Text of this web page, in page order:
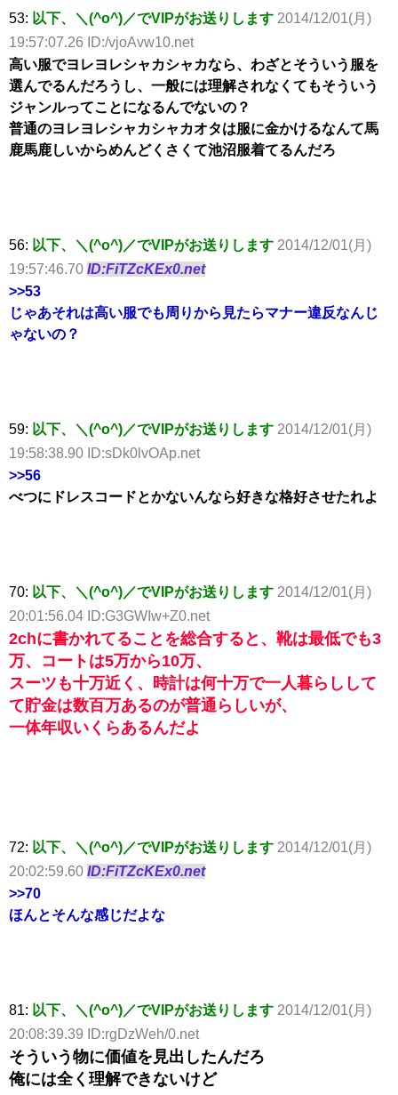
53: 以下、＼(^o^)／でVIPがお送りします 2014/12/01(月)
19:57:07.26 ID:/vjoAvw10.net
高い服でヨレヨレシャカシャカなら、わざとそういう服を
選んでるんだろうし、一般には理解されなくてもそういう
ジャンルってことになるんでないの？
普通のヨレヨレシャカシャカオタは服に金かけるなんて馬
鹿馬鹿しいからめんどくさくて池沼服着てるんだろ
56: 以下、＼(^o^)／でVIPがお送りします 2014/12/01(月)
19:57:46.70 ID:FiTZcKEx0.net
>>53
じゃあそれは高い服でも周りから見たらマナー違反なんじ
ゃないの？
59: 以下、＼(^o^)／でVIPがお送りします 2014/12/01(月)
19:58:38.90 ID:sDk0lvOAp.net
>>56
べつにドレスコードとかないんなら好きな格好させたれよ
70: 以下、＼(^o^)／でVIPがお送りします 2014/12/01(月)
20:01:56.04 ID:G3GWIw+Z0.net
2chに書かれてることを総合すると、靴は最低でも3
万、コートは5万から10万、
スーツも十万近く、時計は何十万で一人暮らしして
て貯金は数百万あるのが普通らしいが、
一体年収いくらあるんだよ
72: 以下、＼(^o^)／でVIPがお送りします 2014/12/01(月)
20:02:59.60 ID:FiTZcKEx0.net
>>70
ほんとそんな感じだよな
81: 以下、＼(^o^)／でVIPがお送りします 2014/12/01(月)
20:08:39.39 ID:rgDzWeh/0.net
そういう物に価値を見出したんだろ
俺には全く理解できないけど